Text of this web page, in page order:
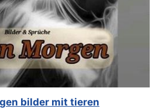
bilder mit tieren